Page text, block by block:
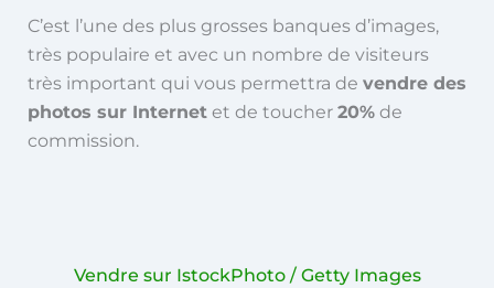
C’est l’une des plus grosses banques d’images,
très populaire et avec un nombre de visiteurs
très important qui vous permettra de vendre des
photos sur Internetet de toucher 20%de
commission.
Vendre sur IstockPhoto / Getty Images